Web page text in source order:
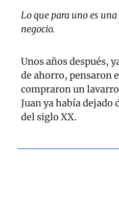
Lo que para uno es
negocio.
Unos años después,
de ahorro, pensaron
compraron un
Juan ya había dejado
del siglo XX.